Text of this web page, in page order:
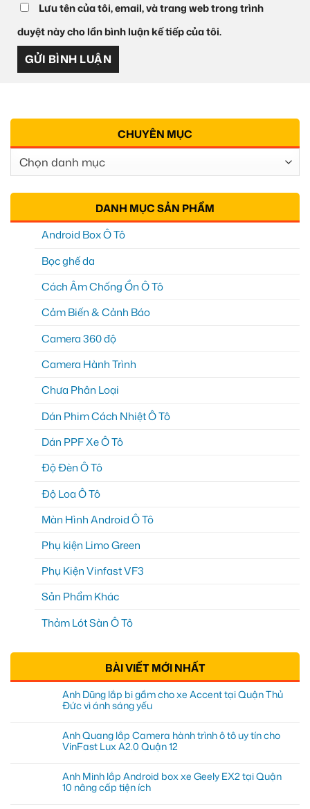
Lưu tên của tôi, email, và trang web trong trình
duyệt này cho lần bình luận kế tiếp của tôi.
CHUYÊN MỤC
Chuyên
Mục
DANH MỤC SẢN PHẨM
Android Box Ô Tô
Bọc ghế da
Cách Âm Chống Ồn Ô Tô
Cảm Biến & Cảnh Báo
Camera 360 độ
Camera Hành Trình
Chưa Phân Loại
Dán Phim Cách Nhiệt Ô Tô
Dán PPF Xe Ô Tô
Độ Đèn Ô Tô
Độ Loa Ô Tô
Màn Hình Android Ô Tô
Phụ kiện Limo Green
Phụ Kiện Vinfast VF3
Sản Phẩm Khác
Thảm Lót Sàn Ô Tô
BÀI VIẾT MỚI NHẤT
Anh Dũng lắp bi gầm cho xe Accent tại Quận Thủ
Đức vì ánh sáng yếu
Anh Quang lắp Camera hành trình ô tô uy tín cho
VinFast Lux A2.0 Quận 12
Anh Minh lắp Android box xe Geely EX2 tại Quận
10 nâng cấp tiện ích